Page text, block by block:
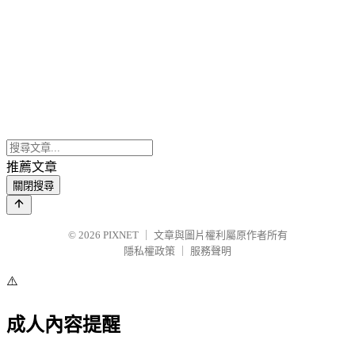
推薦文章
關閉搜尋
© 2026 PIXNET
文章與圖片權利屬原作者所有
隱私權政策
服務聲明
⚠️
成人內容提醒